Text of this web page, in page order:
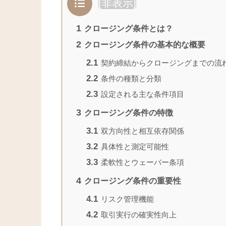
非表示
1 クロージング条件とは？
2 クロージング条件の基本的な概要
2.1 契約締結からクロージングまでの流
2.2 条件の種類と分類
2.3 設定される主な条件項目
3 クロージング条件の特徴
3.1 双方向性と相互依存関係
3.2 具体性と測定可能性
3.3 柔軟性とウェーバー条項
4 クロージング条件の重要性
4.1 リスク管理機能
4.2 取引実行の確実性向上